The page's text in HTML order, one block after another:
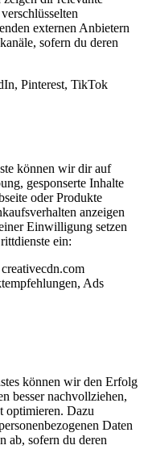
externen Anbietern
sofern du deren
Pinterest, TikTok
können wir dir auf
gesponserte Inhalte
oder Produkte
anzeigen
Einwilligung setzen
ein:
Ads
können wir den Erfolg
besser nachvollziehen,
optimieren. Dazu
Daten
ab, sofern du deren